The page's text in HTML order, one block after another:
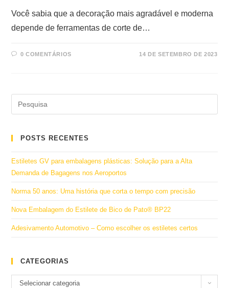
Você sabia que a decoração mais agradável e moderna
depende de ferramentas de corte de…
0 COMENTÁRIOS 14 DE SETEMBRO DE 2023
POSTS RECENTES
Estiletes GV para embalagens plásticas: Solução para a Alta
Demanda de Bagagens nos Aeroportos
Norma 50 anos: Uma história que corta o tempo com precisão
Nova Embalagem do Estilete de Bico de Pato® BP22
Adesivamento Automotivo – Como escolher os estiletes certos
CATEGORIAS
Categorias
Selecionar categoria